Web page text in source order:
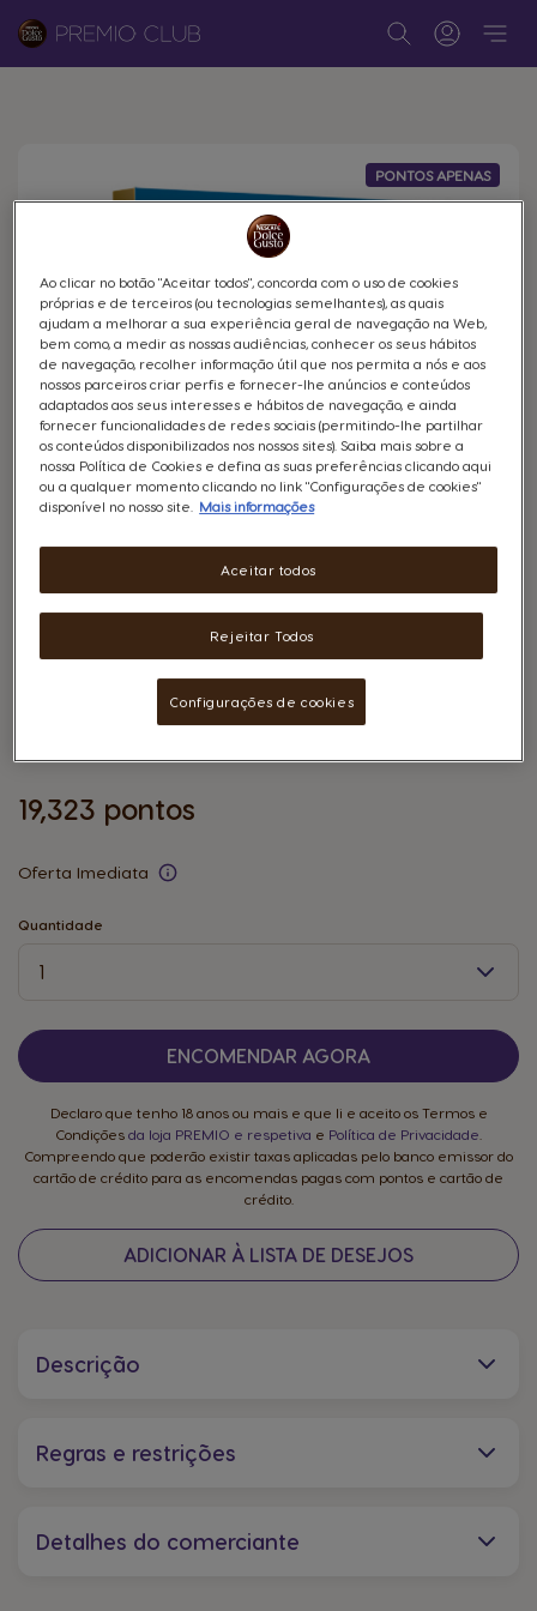
Pesquisar
PONTOS APENAS
Mil & Uma Noites de Amor a Dois – 700
19,323 pontos
Oferta Imediata
Quantidade
ENCOMENDAR AGORA
Declaro que tenho 18 anos ou mais e que li e aceito os Termos e
Condições da loja PREMIO e respetiva e Política de Privacidade
Compreendo que poderão existir taxas aplicadas pelo banco emissor do
cartão de crédito para as encomendas pagas com pontos e cartão de
crédito.
ADICIONAR À LISTA DE DESEJOS
Descrição
Regras e restrições
Detalhes do comerciante
Ao clicar no botão "Aceitar todos", concorda com o uso de cookies
próprias e de terceiros (ou tecnologias semelhantes), as quais
ajudam a melhorar a sua experiência geral de navegação na Web,
bem como, a medir as nossas audiências, conhecer os seus hábitos
de navegação, recolher informação útil que nos permita a nós e aos
nossos parceiros criar perfis e fornecer-lhe anúncios e conteúdos
adaptados aos seus interesses e hábitos de navegação, e ainda
fornecer funcionalidades de redes sociais (permitindo-lhe partilhar
os conteúdos disponibilizados nos nossos sites). Saiba mais sobre a
nossa Política de Cookies e defina as suas preferências clicando aqui
ou a qualquer momento clicando no link "Configurações de cookies"
disponível no nosso site.
Mais informações
Rejeitar Todos
Aceitar todos
Configurações de cookies